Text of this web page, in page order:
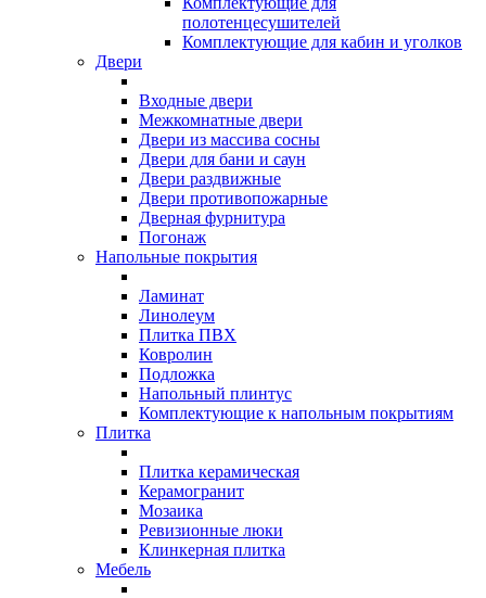
полотенцесушителей
Комплектующие для кабин и уголков
Двери
Входные двери
Межкомнатные двери
Двери из массива сосны
Двери для бани и саун
Двери раздвижные
Двери противопожарные
Дверная фурнитура
Погонаж
Напольные покрытия
Ламинат
Линолеум
Плитка ПВХ
Ковролин
Подложка
Напольный плинтус
Комплектующие к напольным покрытиям
Плитка
Плитка керамическая
Керамогранит
Мозаика
Ревизионные люки
Клинкерная плитка
Мебель